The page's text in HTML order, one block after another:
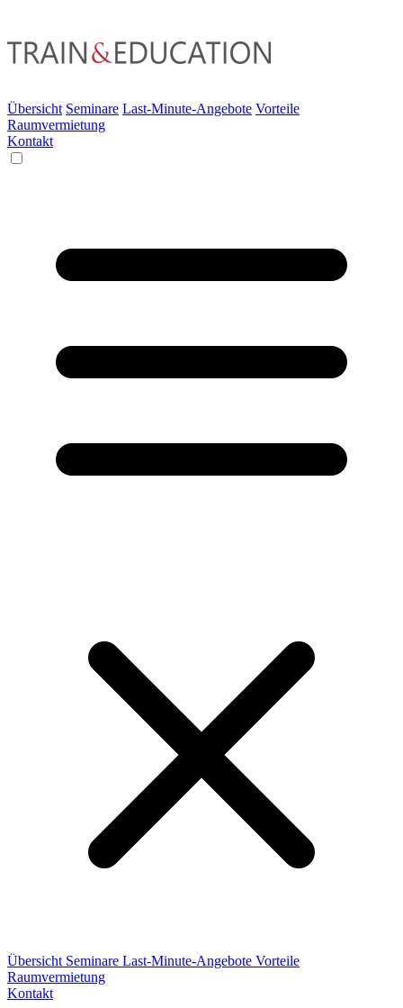
Übersicht Seminare Last-Minute-Angebote Vorteile
Raumvermietung
Kontakt
Übersicht Seminare Last-Minute-Angebote Vorteile
Raumvermietung
Kontakt